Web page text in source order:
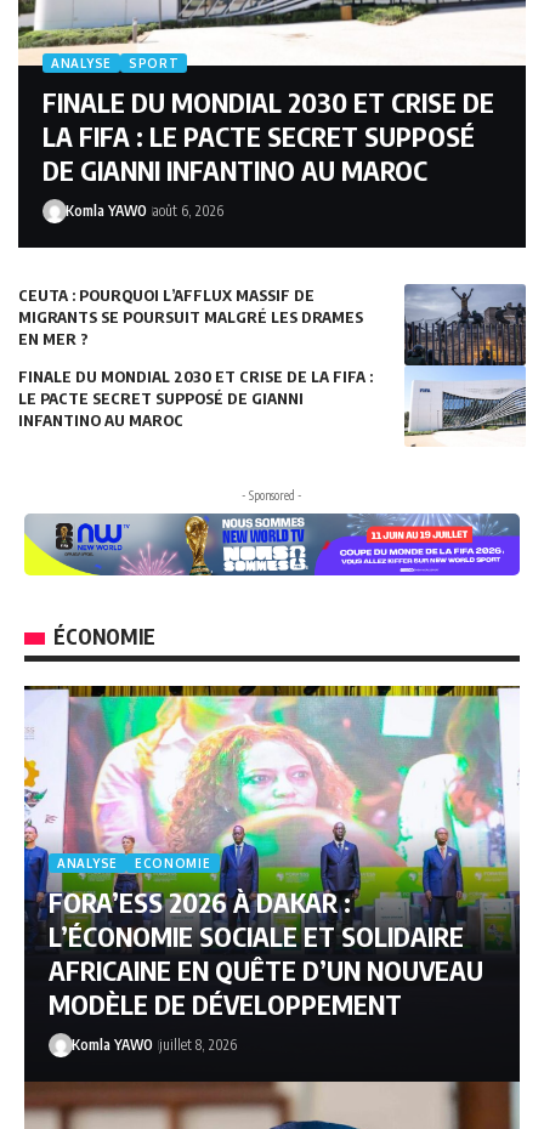
ANALYSE SPORT
FINALE DU MONDIAL 2030 ET CRISE DE
LA FIFA : LE PACTE SECRET SUPPOSÉ
DE GIANNI INFANTINO AU MAROC
Komla YAWO août 6, 2026
CEUTA : POURQUOI L’AFFLUX MASSIF DE
MIGRANTS SE POURSUIT MALGRÉ LES DRAMES
EN MER ?
FINALE DU MONDIAL 2030 ET CRISE DE LA FIFA :
LE PACTE SECRET SUPPOSÉ DE GIANNI
INFANTINO AU MAROC
- Sponsored -
ÉCONOMIE
ANALYSE ECONOMIE
FORA’ESS 2026 À DAKAR :
L’ÉCONOMIE SOCIALE ET SOLIDAIRE
AFRICAINE EN QUÊTE D’UN NOUVEAU
MODÈLE DE DÉVELOPPEMENT
Komla YAWO juillet 8, 2026